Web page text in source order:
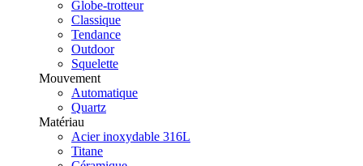
Globe-trotteur
Classique
Tendance
Outdoor
Squelette
Mouvement
Automatique
Quartz
Matériau
Acier inoxydable 316L
Titane